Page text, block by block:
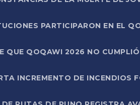
PARTICIPARON EN EL
QUE QOQAWI 2026 NO
INCREMENTO DE INCENDIOS